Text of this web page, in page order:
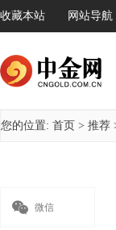
收藏本站 网站导航
您的位置: 首页 > 推荐
 微信